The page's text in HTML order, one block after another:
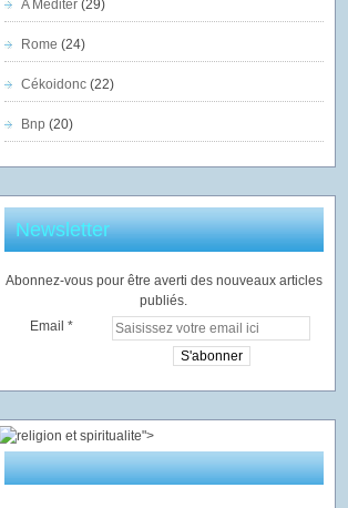
A Méditer(29)
Rome (24)
Cékoidonc(22)
Bnp (20)
Newsletter
Abonnez-vous pour être averti des nouveaux articles
publiés.
Email
">